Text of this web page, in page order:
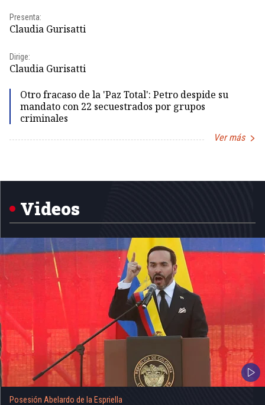
Presenta:
Claudia Gurisatti
Dirige:
Claudia Gurisatti
Otro fracaso de la 'Paz Total': Petro despide su
mandato con 22 secuestrados por grupos
criminales
Ver más
5
Videos
Posesión Abelardo de la Espriella